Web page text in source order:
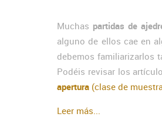
Muchas partidas de
alguno de ellos cae en
debemos familiarizarlos
Podéis revisar los
apertura (clase de
Leer más...